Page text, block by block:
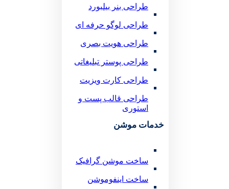
طراحی بنر بیلبورد
طراحی لوگو حرفه ای
طراحی هویت بصری
طراحی پوستر تبلیغاتی
طراحی کارت ویزیت
طراحی قالب پست و
استوری
خدمات موشن
ساخت موشن گرافیک
ساخت اینفوموشن